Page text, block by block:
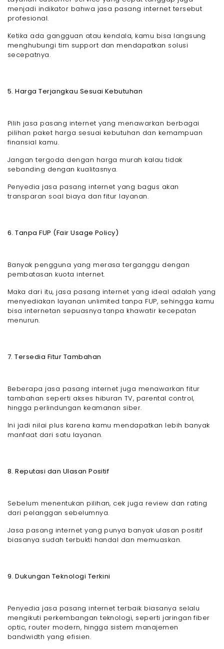
menjadi indikator bahwa jasa pasang internet tersebut
profesional.
Ketika ada gangguan atau kendala, kamu bisa langsung
menghubungi tim support dan mendapatkan solusi
secepatnya.
5. Harga Terjangkau Sesuai Kebutuhan
Pilih jasa pasang internet yang menawarkan berbagai
pilihan paket harga sesuai kebutuhan dan kemampuan
finansial kamu.
Jangan tergoda dengan harga murah kalau tidak
sebanding dengan kualitasnya.
Penyedia jasa pasang internet yang bagus akan
transparan soal biaya dan fitur layanan.
6. Tanpa FUP (Fair Usage Policy)
Banyak pengguna yang merasa terganggu dengan
pembatasan kuota internet.
Maka dari itu, jasa pasang internet yang ideal adalah yang
menyediakan layanan unlimited tanpa FUP, sehingga kamu
bisa internetan sepuasnya tanpa khawatir kecepatan
menurun.
7. Tersedia Fitur Tambahan
Beberapa jasa pasang internet juga menawarkan fitur
tambahan seperti akses hiburan TV, parental control,
hingga perlindungan keamanan siber.
Ini jadi nilai plus karena kamu mendapatkan lebih banyak
manfaat dari satu layanan.
8. Reputasi dan Ulasan Positif
Sebelum menentukan pilihan, cek juga review dan rating
dari pelanggan sebelumnya.
Jasa pasang internet yang punya banyak ulasan positif
biasanya sudah terbukti handal dan memuaskan.
9. Dukungan Teknologi Terkini
Penyedia jasa pasang internet terbaik biasanya selalu
mengikuti perkembangan teknologi, seperti jaringan fiber
optic, router modern, hingga sistem manajemen
bandwidth yang efisien.